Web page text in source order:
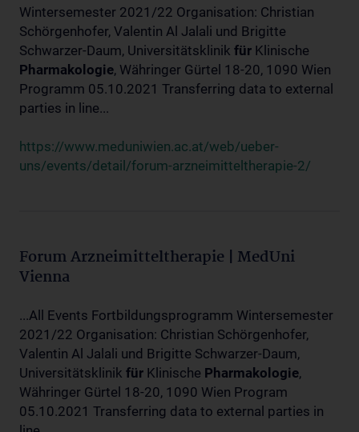
Wintersemester 2021/22 Organisation: Christian
Schörgenhofer, Valentin Al Jalali und Brigitte
Schwarzer-Daum, Universitätsklinik für Klinische
Pharmakologie, Währinger Gürtel 18-20, 1090 Wien
Programm 05.10.2021 Transferring data to external
parties in line...
https://www.meduniwien.ac.at/web/ueber-
uns/events/detail/forum-arzneimitteltherapie-2/
Forum Arzneimitteltherapie | MedUni
Vienna
...All Events Fortbildungsprogramm Wintersemester
2021/22 Organisation: Christian Schörgenhofer,
Valentin Al Jalali und Brigitte Schwarzer-Daum,
Universitätsklinik für Klinische Pharmakologie,
Währinger Gürtel 18-20, 1090 Wien Program
05.10.2021 Transferring data to external parties in